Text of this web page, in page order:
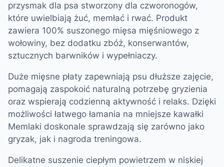
przysmak dla psa stworzony dla czworonogów,
które uwielbiają żuć, memłać i rwać. Produkt
zawiera 100% suszonego mięsa mięśniowego z
wołowiny, bez dodatku zbóż, konserwantów,
sztucznych barwników i wypełniaczy.
Duże mięsne płaty zapewniają psu dłuższe zajęcie,
pomagają zaspokoić naturalną potrzebę gryzienia
oraz wspierają codzienną aktywność i relaks. Dzięki
możliwości łatwego łamania na mniejsze kawałki
Memlaki doskonale sprawdzają się zarówno jako
gryzak, jak i nagroda treningowa.
Delikatne suszenie ciepłym powietrzem w niskiej